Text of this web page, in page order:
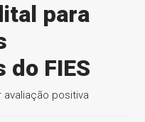
para
FIES
positiva